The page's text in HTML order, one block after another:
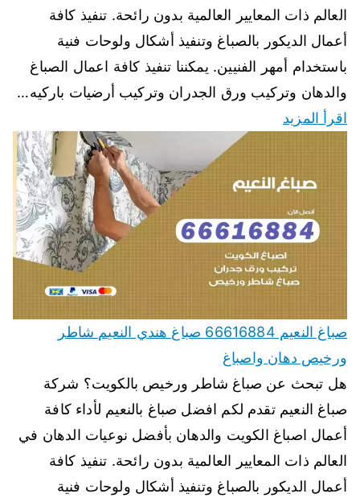
العالم ذات المعايير العالمية بدون رائحة. تنفيذ كافة
أعمال الديكور بالصباغ وتنفيذ أشكال ولوحات فنية
باستخدام أمهر الفنيين. يمكننا تنفيذ كافة اعمال الصباغ
والدهان وتركيب ورق الجدران وتركيب أرضيات باركيه…
اقرأ المزيد
صباغ النعيم 66616884 صباغ هندي النعيم شاطر
ورخيص دهان واصباغ
هل تبحث عن صباغ شاطر ورخيص بالكويت؟ شركة
صباغ النعيم تقدم لكم افضل صباغ بالنعيم لأداء كافة
أعمال اصباغ الكويت والدهان بأفضل نوعيات الدهان في
العالم ذات المعايير العالمية بدون رائحة. تنفيذ كافة
أعمال الديكور بالصباغ وتنفيذ أشكال ولوحات فنية